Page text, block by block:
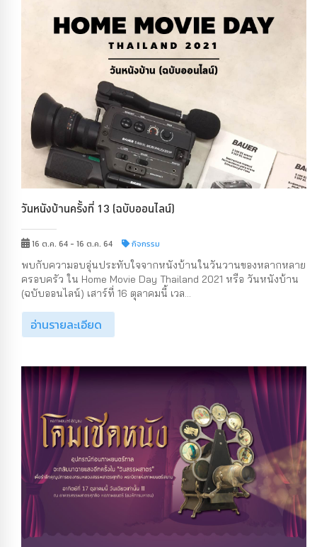
วันหนังบ้านครั้งที่ 13 (ฉบับออนไลน์)
16 ต.ค. 64 - 16 ต.ค. 64 กิจกรรม
พบกับความอบอุ่นประทับใจจากหนังบ้านในวันวานของหลากหลาย
ครอบครัว ใน Home Movie Day Thailand 2021 หรือ วันหนังบ้าน
(ฉบับออนไลน์) เสาร์ที่ 16 ตุลาคมนี้ เวล...
อ่านรายละเอียด